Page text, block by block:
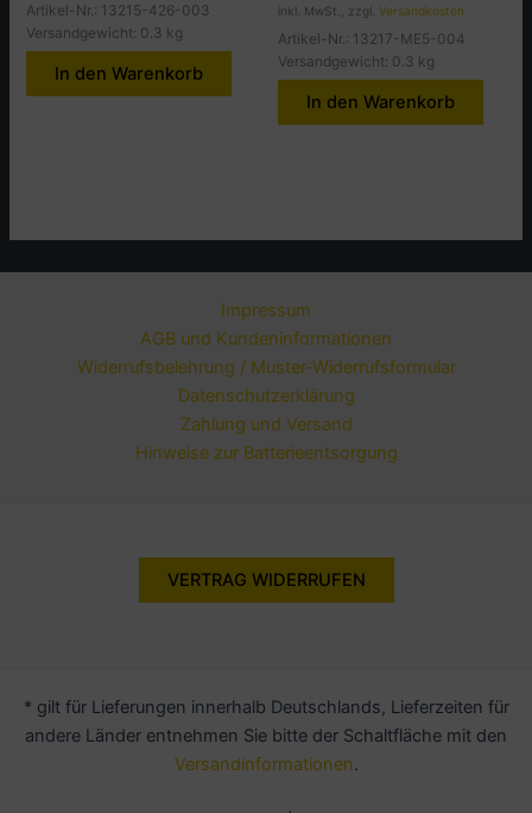
Artikel-Nr.: 13215-426-003
Versandgewicht: 0.3 kg
In den Warenkorb
inkl. MwSt., zzgl. Versandkosten
Artikel-Nr.: 13217-ME5-004
Versandgewicht: 0.3 kg
In den Warenkorb
Impressum
AGB und Kundeninformationen
Widerrufsbelehrung / Muster-Widerrufsformular
Datenschutzerklärung
Zahlung und Versand
Hinweise zur Batterieentsorgung
VERTRAG WIDERRUFEN
* gilt für Lieferungen innerhalb Deutschlands, Lieferzeiten für
andere Länder entnehmen Sie bitte der Schaltfläche mit den
Versandinformationen.